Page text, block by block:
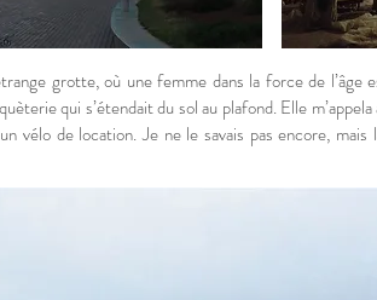
grotte, où une femme dans la force de l’âge
qui s’étendait du sol au plafond. Elle m’appela
vélo de location. Je ne le savais pas encore, mais